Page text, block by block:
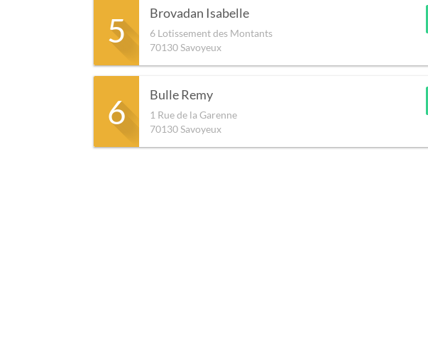
5 Brovadan Isabelle
6 Lotissement des Montants
70130Savoyeux
6 Bulle Remy
1 Rue de la Garenne
70130Savoyeux